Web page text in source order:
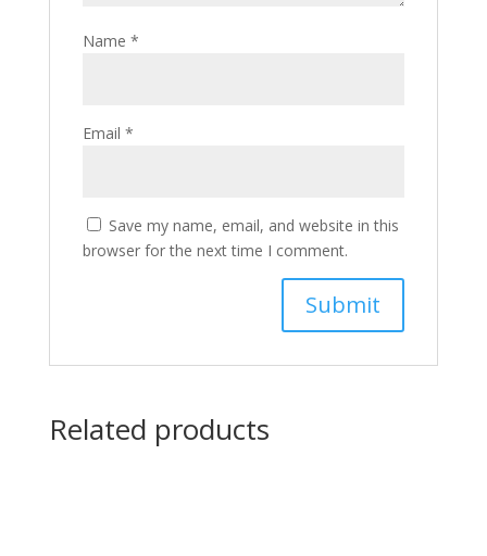
Name *
Email *
Save my name, email, and website in this
browser for the next time I comment.
Related products